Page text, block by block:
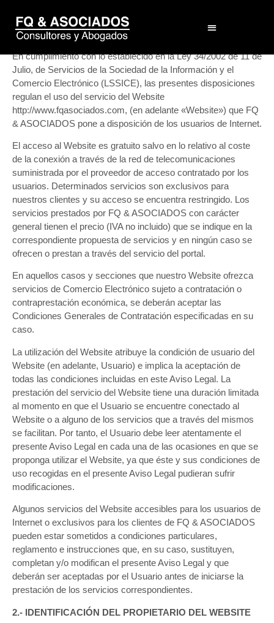
Aviso legal
1.- INFORMACIÓN LEGAL Y ACEPTACIÓN
En cumplimiento con lo establecido en la Ley 34/2002 de 11 de
Julio, de Servicios de la Sociedad de la Información y el
Comercio Electrónico (LSSICE), las presentes disposiciones
regulan el uso del servicio del Website
http://www.fqasociados.com, (en adelante «Website») que FQ
& ASOCIADOS pone a disposición de los usuarios de Internet.
El acceso al Website es gratuito salvo en lo relativo al coste
de la conexión a través de la red de telecomunicaciones
suministrada por el proveedor de acceso contratado por los
usuarios. Determinados servicios son exclusivos para
nuestros clientes y su acceso se encuentra restringido. Los
servicios prestados por FQ & ASOCIADOS con carácter
general tienen el precio (IVA no incluido) que se indique en la
correspondiente propuesta de servicios y en ningún caso se
ofrecen o prestan a través del servicio del portal.
En aquellos casos y secciones que nuestro Website ofrezca
servicios de Comercio Electrónico sujeto a contratación o
contraprestación económica, se deberán aceptar las
Condiciones Generales de Contratación especificadas en su
caso.
La utilización del Website atribuye la condición de usuario del
Website (en adelante, Usuario) e implica la aceptación de
todas las condiciones incluidas en este Aviso Legal. La
prestación del servicio del Website tiene una duración limitada
al momento en que el Usuario se encuentre conectado al
Website o a alguno de los servicios que a través del mismos
se facilitan. Por tanto, el Usuario debe leer atentamente el
presente Aviso Legal en cada una de las ocasiones en que se
proponga utilizar el Website, ya que éste y sus condiciones de
uso recogidas en el presente Aviso Legal pudieran sufrir
modificaciones.
Algunos servicios del Website accesibles para los usuarios de
Internet o exclusivos para los clientes de FQ & ASOCIADOS
pueden estar sometidos a condiciones particulares,
reglamento e instrucciones que, en su caso, sustituyen,
completan y/o modifican el presente Aviso Legal y que
deberán ser aceptadas por el Usuario antes de iniciarse la
prestación de los servicios correspondientes.
2.- IDENTIFICACIÓN DEL PROPIETARIO DEL WEBSITE